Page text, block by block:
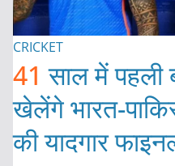
CRICKET
41 साल में पहली
खेलेंगे भारत-
की यादगार